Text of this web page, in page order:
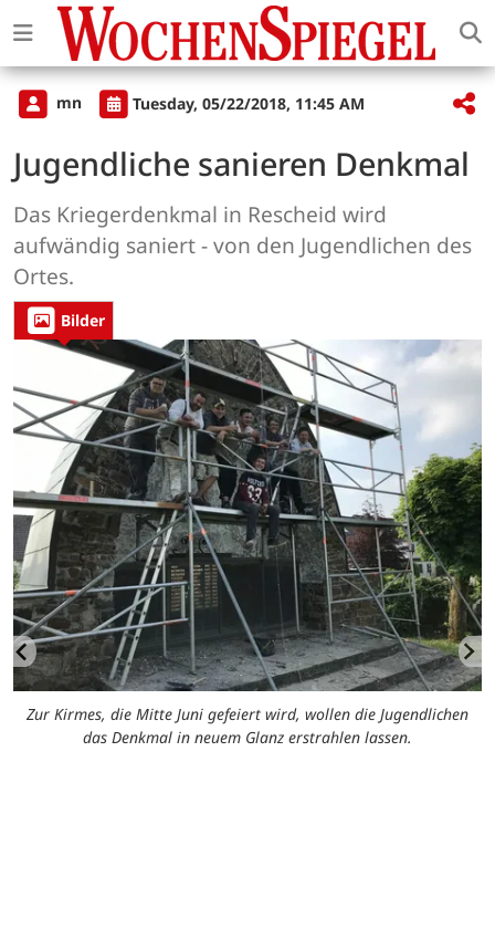
mn Tuesday, 05/22/2018, 11:45 AM
Jugendliche sanieren Denkmal
Das Kriegerdenkmal in Rescheid wird
aufwändig saniert - von den Jugendlichen des
Ortes.
Bilder
Zur Kirmes, die Mitte Juni gefeiert wird, wollen die Jugendlichen
das Denkmal in neuem Glanz erstrahlen lassen.